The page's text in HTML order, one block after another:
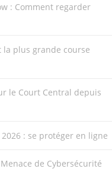
: Comment regarder
la plus grande course
le Court Central depuis
: se protéger en ligne
de Cybersécurité